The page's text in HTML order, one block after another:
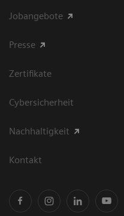
Jobangebote
Presse
Zertifikate
Cybersicherheit
Nachhaltigkeit
Kontakt